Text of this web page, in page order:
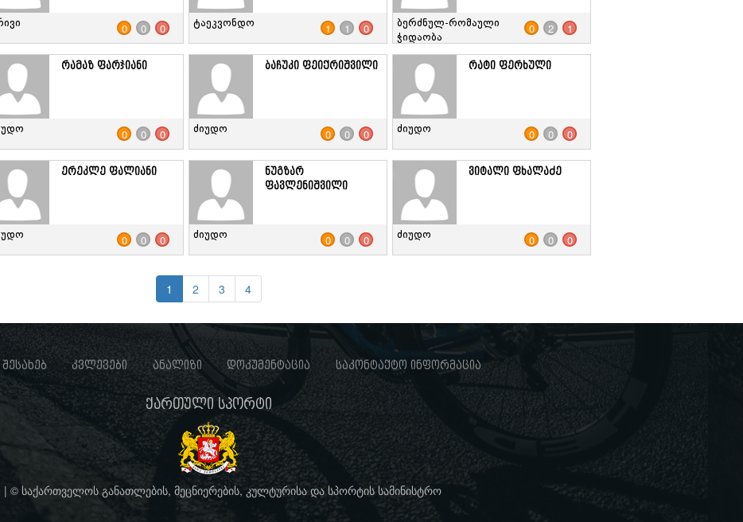
0 0 0 ტაეკვონდო 1 1 0
ბერძნულ-რომაული
ჭიდაობა
0 2 1
რამაზ ფარჯიანი
0 0 0
ბაჩუკი ფეიქრიშვილი
ძიუდო 0 0 0
რატი ფერხული
ძიუდო 0 0 0
ერეკლე ფალიანი
0 0 0
ნუგზარ
ფავლენიშვილი
ძიუდო 0 0 0
ვიტალი ფხალაძე
ძიუდო 0 0 0
1 2 3 4
კვლევები ანალიზი დოკუმენტაცია საკონტაქტო ინფორმაცია
ქართული სპორტი
| © საქართველოს განათლების, მეცნიერების, კულტურისა და სპორტის სამინისტრო